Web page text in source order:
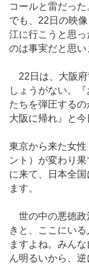
コールと雷だっ
でも、22日の映
江に行こうと思
のは事実だと思い
22日は、大阪府
しょうがない。
たちを弾圧する
大阪に帰れ』と今
東京から来た女
ント）が変わり
に来て、日本全
ます。
世の中の悪徳政
きと、ここにい
ますよね。みん
ん明るいから、逆